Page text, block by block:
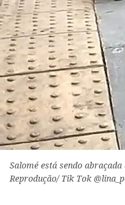
Salomé está sendo
Reprodução/ Tik Tok